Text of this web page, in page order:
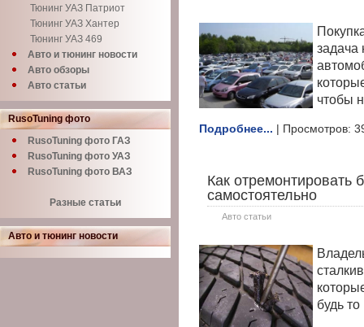
Тюнинг УАЗ Патриот
Тюнинг УАЗ Хантер
Тюнинг УАЗ 469
Авто и тюнинг новости
Авто обзоры
Авто статьи
RusoTuning фото
RusoTuning фото ГАЗ
RusoTuning фото УАЗ
RusoTuning фото ВАЗ
Разные статьи
Авто и тюнинг новости
задача
чтобы
Подробнее... | Просмотров:
Как
самостоятельно
Авто статьи
будь